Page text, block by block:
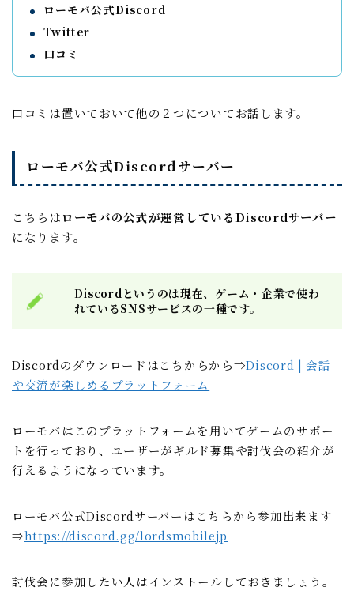
ローモバ公式Discord
Twitter
口コミ
口コミは置いておいて他の２つについてお話します。
ローモバ公式Discordサーバー
こちらはローモバの公式が運営しているDiscordサーバー
になります。
Discordというのは現在、ゲーム・企業で使わ
れているSNSサービスの一種です。
Discordのダウンロードはこちからから⇒Discord | 会話
や交流が楽しめるプラットフォーム
ローモバはこのプラットフォームを用いてゲームのサポー
トを行っており、ユーザーがギルド募集や討伐会の紹介が
行えるようになっています。
ローモバ公式Discordサーバーはこちらから参加出来ます
⇒https://discord.gg/lordsmobilejp
討伐会に参加したい人はインストールしておきましょう。